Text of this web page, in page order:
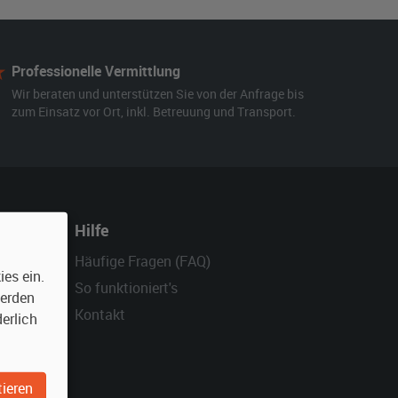
Professionelle Vermittlung
Wir beraten und unterstützen Sie von der Anfrage bis
zum Einsatz vor Ort, inkl. Betreuung und Transport.
Hilfe
Häufige Fragen (FAQ)
So funktioniert's
Kontakt
ein.